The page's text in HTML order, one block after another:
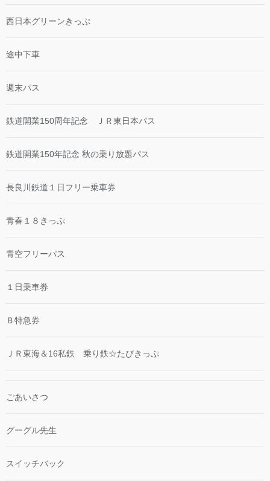
西日本グリーンきっぷ
途中下車
週末パス
鉄道開業150周年記念 ＪＲ東日本パス
鉄道開業150年記念 秋の乗り放題パス
長良川鉄道１日フリー乗車券
青春１８きっぷ
青空フリーパス
１日乗車券
Ｂ特急券
ＪＲ東海＆16私鉄 乗り鉄☆たびきっぷ
ごあいさつ
グーグル先生
スイッチバック